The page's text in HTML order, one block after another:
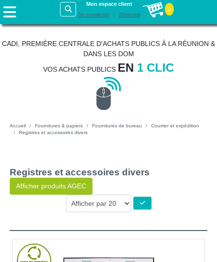
Mon espace client
Se connecter
S'inscrire
0
CADI, PREMIÈRE CENTRALE D'ACHATS PUBLICS À LA RÉUNION &
DANS LES DOM
VOS ACHATS PUBLICS EN 1 CLIC
Accueil Fournitures & papiers Fournitures de bureau
Courrier et expédition
Registres et accessoires divers
Registres et accessoires divers
Afficher produits AGEC